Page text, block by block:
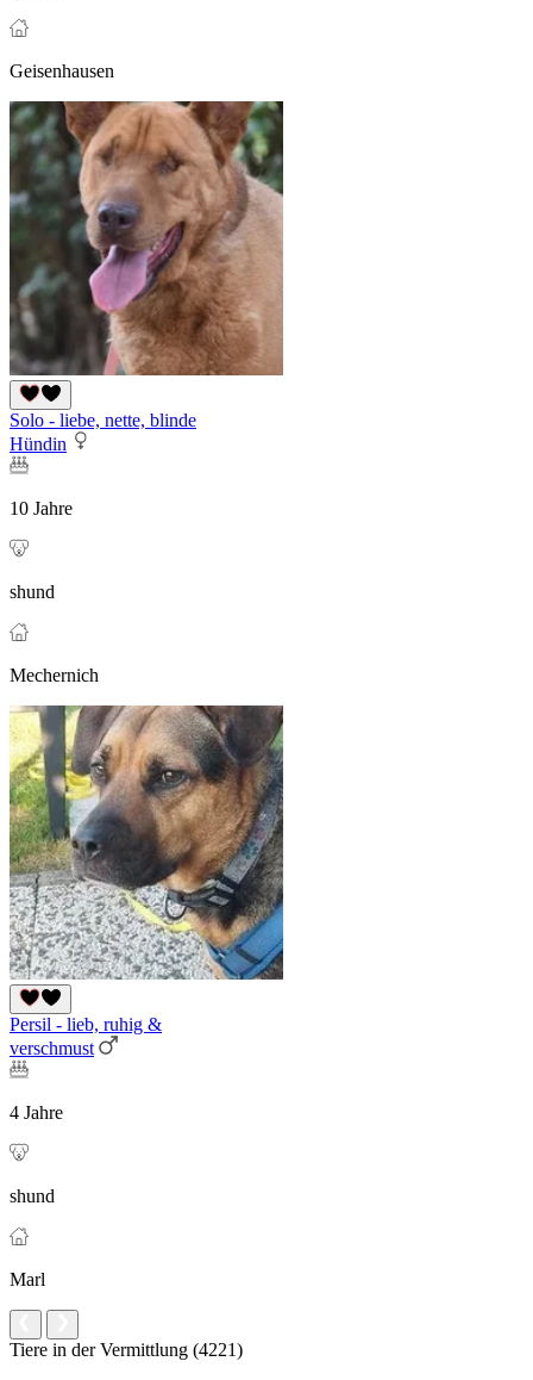
Geisenhausen
Solo - liebe, nette, blinde
Hündin
10 Jahre
shund
Mechernich
Persil - lieb, ruhig &
verschmust
4 Jahre
shund
Marl
Tiere in der Vermittlung (4221)